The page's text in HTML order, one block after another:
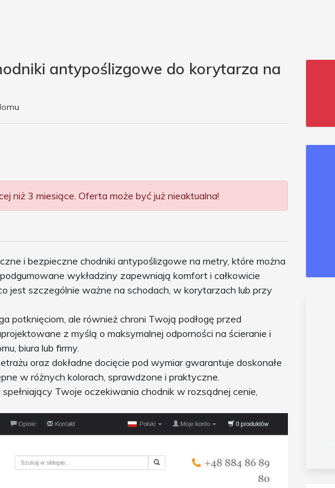
antypoślizgowe do korytarza na
niż 3 miesiące. Oferta może być już nieaktualna!
i bezpieczne chodniki antypoślizgowe na metry, które można
wykładziny zapewniają komfort i całkowicie
jest szczególnie ważne na schodach, w korytarzach lub przy
potknięciom, ale również chroni Twoją podłogę przed
z myślą o maksymalnej odporności na ścieranie i
biura lub firmy.
oraz dokładne docięcie pod wymiar gwarantuje doskonałe
w różnych kolorach, sprawdzone i praktyczne.
Twoje oczekiwania chodnik w rozsądnej cenie,